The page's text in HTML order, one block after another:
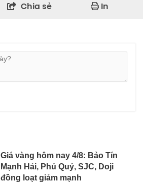
Chia sẻ In
Giá vàng hôm nay 4/8: Bảo Tín
Mạnh Hải, Phú Quý, SJC, Doji
đồng loạt giảm mạnh